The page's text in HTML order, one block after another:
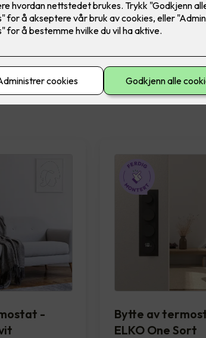
El-sikkerhet Ferdig montert
-
Bytte av
ELKO One Sort